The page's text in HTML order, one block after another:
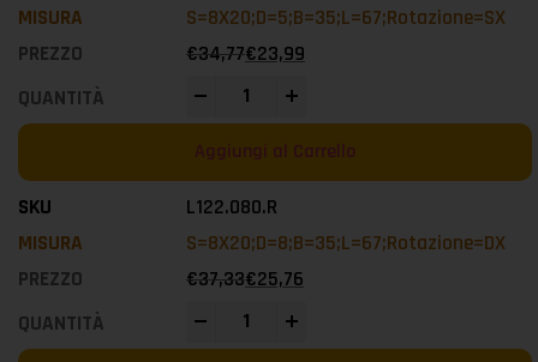
S=8X20;D=5;B=35;L=67;Rotazione=SX
€34,77€23,99
Aggiungi al Carrello
L122.080.R
S=8X20;D=8;B=35;L=67;Rotazione=DX
€37,33€25,76